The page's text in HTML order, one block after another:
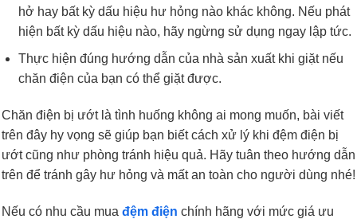
hở hay bất kỳ dấu hiệu hư hỏng nào khác không. Nếu phát
hiện bất kỳ dấu hiệu nào, hãy ngừng sử dụng ngay lập tức.
Thực hiện đúng hướng dẫn của nhà sản xuất khi giặt nếu
chăn điện của bạn có thể giặt được.
Chăn điện bị ướt là tình huống không ai mong muốn, bài viết
trên đây hy vọng sẽ giúp bạn biết cách xử lý khi đệm điện bị
ướt cũng như phòng tránh hiệu quả. Hãy tuân theo hướng dẫn
trên để tránh gây hư hỏng và mất an toàn cho người dùng nhé!
Nếu có nhu cầu mua đệm điện chính hãng với mức giá ưu